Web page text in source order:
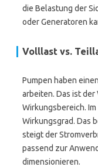
die Belastung der
oder Generatoren
Volllast vs.
Pumpen haben
arbeiten. Das ist
Wirkungsbereich.
Wirkungsgrad. Das
steigt der
passend zur
dimensionieren.